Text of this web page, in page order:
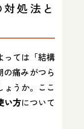
処法と
っては「結構
痛みがつら
うか。ここ
い方について